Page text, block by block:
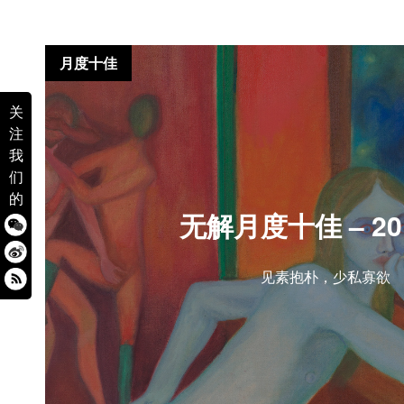
关
注
我
们
的
无解月度十佳 –
见素抱朴，少私寡欲
月度十佳